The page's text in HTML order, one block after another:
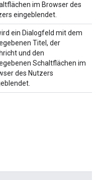
im Browser des
eingeblendet.
ein Dialogfeld mit dem
Titel, der
und den
Schaltflächen im
des Nutzers